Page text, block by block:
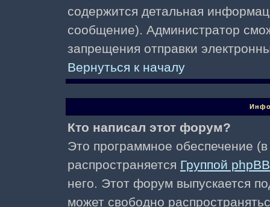
содержится детальная
сообщение). Администратор
запрещения отправки
Вернуться к началу
Кто написал этот форум?
Это программное обеспечение
распространяется Группой phpBB
него. Этот форум выпускается
может свободно